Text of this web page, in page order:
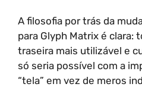
A filosofia por trás da
para Glyph Matrix é clara:
traseira mais utilizável e
só seria possível com a
“tela” em vez de meros